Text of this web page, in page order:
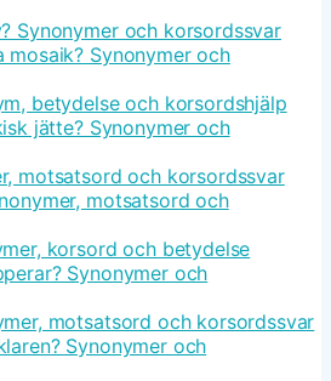
Synonymer och korsordssvar
Synonymer och
betydelse och korsordshjälp
jätte? Synonymer och
motsatsord och korsordssvar
motsatsord och
korsord och betydelse
Synonymer och
motsatsord och korsordssvar
Synonymer och